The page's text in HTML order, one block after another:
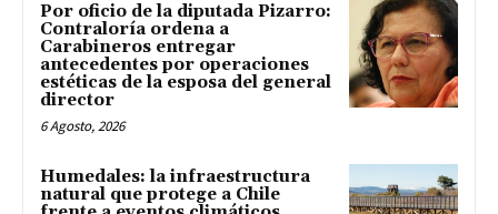
Por oficio de la diputada Pizarro:
Contraloría ordena a
Carabineros entregar
antecedentes por operaciones
estéticas de la esposa del general
director
6 Agosto, 2026
Humedales: la infraestructura
natural que protege a Chile